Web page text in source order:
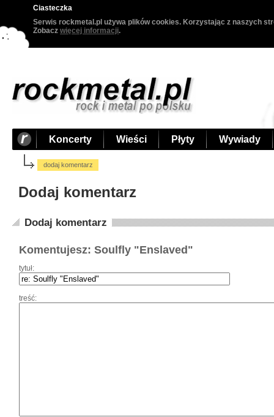
Ciasteczka
Serwis rockmetal.pl używa plików cookies. Korzystając z naszych
Zobacz więcej informacji.
Koncerty Wieści Płyty Wywiady
dodaj komentarz
Dodaj komentarz
Dodaj komentarz
Komentujesz: Soulfly "Enslaved"
tytuł:
treść: